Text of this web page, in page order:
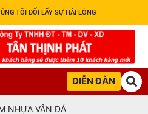
TÔI ĐỔI LẤY SỰ HÀI LÒNG
DIỄN ĐÀN
NHỰA VÂN ĐÁ